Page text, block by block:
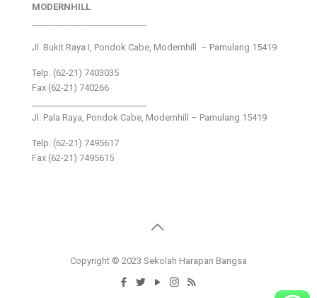
MODERNHILL
Jl. Bukit Raya I, Pondok Cabe, Modernhill – Pamulang 15419
Telp. (62-21) 7403035
Fax (62-21) 740266
Jl. Pala Raya, Pondok Cabe, Modernhill – Pamulang 15419
Telp. (62-21) 7495617
Fax (62-21) 7495615
Copyright © 2023 Sekolah Harapan Bangsa